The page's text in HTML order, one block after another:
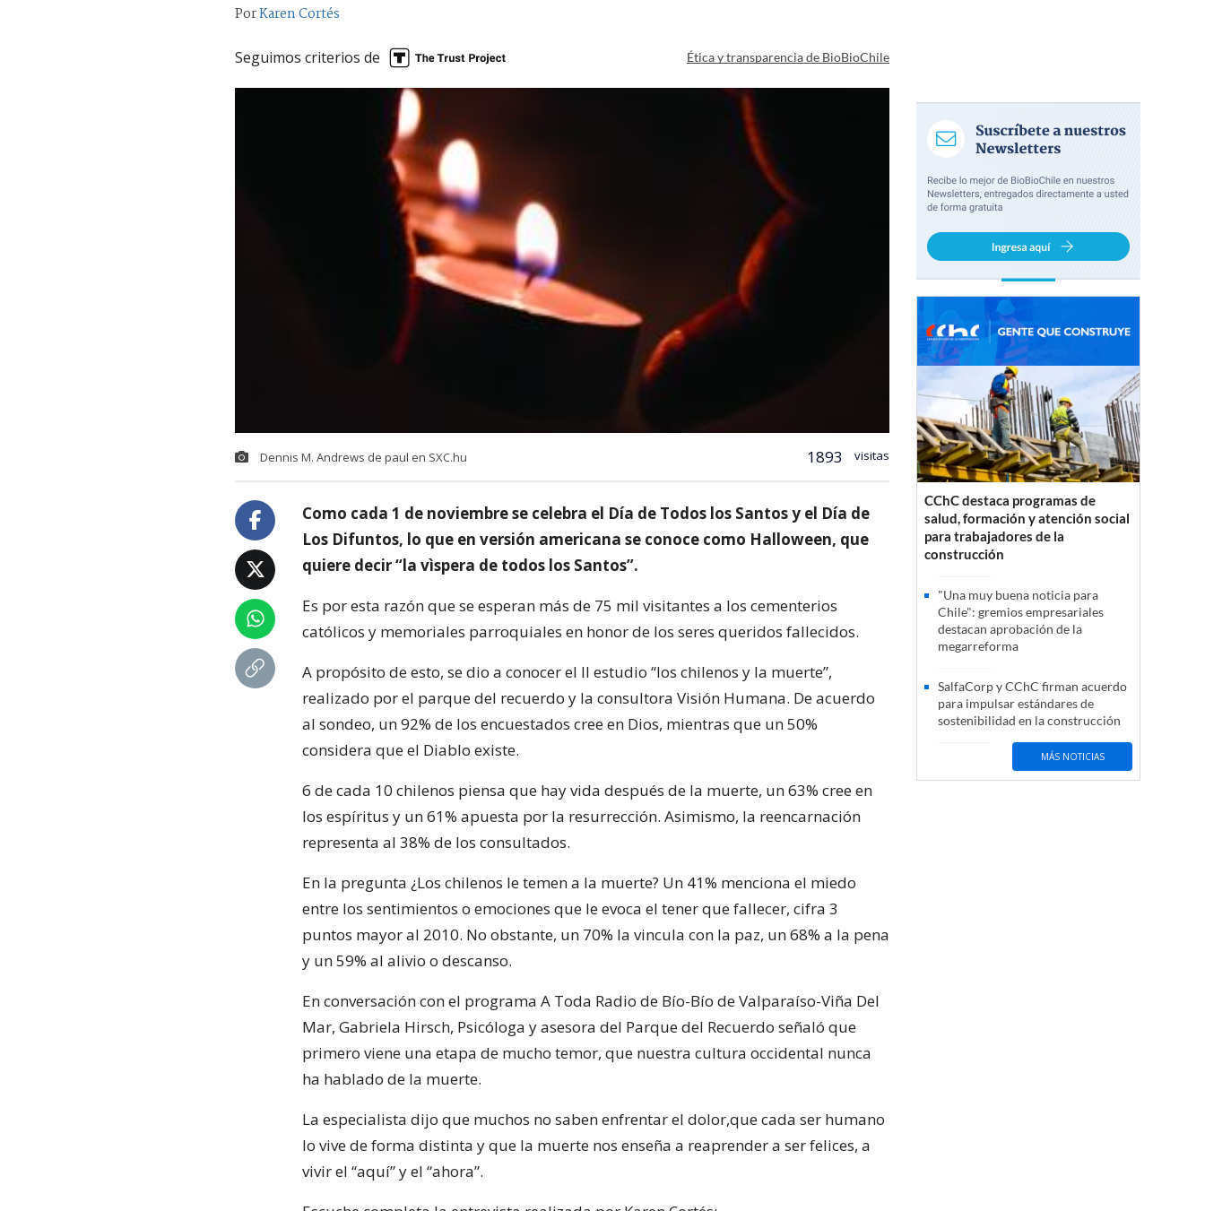
PorKaren Cortés
Seguimos criterios de Ética y transparencia de BioBioChile
Dennis M. Andrews de paul en SXC.hu 1893 visitas
Como cada 1 de noviembre se celebra el Día de Todos los Santos y el Día de
Los Difuntos, lo que en versión americana se conoce como Halloween, que
quiere decir “la vìspera de todos los Santos”.
Es por esta razón que se esperan más de 75 mil visitantes a los cementerios
católicos y memoriales parroquiales en honor de los seres queridos fallecidos.
A propósito de esto, se dio a conocer el II estudio “los chilenos y la muerte”,
realizado por el parque del recuerdo y la consultora Visión Humana. De acuerdo
al sondeo, un 92% de los encuestados cree en Dios, mientras que un 50%
considera que el Diablo existe.
6 de cada 10 chilenos piensa que hay vida después de la muerte, un 63% cree en
los espíritus y un 61% apuesta por la resurrección. Asimismo, la reencarnación
representa al 38% de los consultados.
En la pregunta ¿Los chilenos le temen a la muerte? Un 41% menciona el miedo
entre los sentimientos o emociones que le evoca el tener que fallecer, cifra 3
puntos mayor al 2010. No obstante, un 70% la vincula con la paz, un 68% a la pena
y un 59% al alivio o descanso.
En conversación con el programa A Toda Radio de Bío-Bío de Valparaíso-Viña Del
Mar, Gabriela Hirsch, Psicóloga y asesora del Parque del Recuerdo señaló que
primero viene una etapa de mucho temor, que nuestra cultura occidental nunca
ha hablado de la muerte.
La especialista dijo que muchos no saben enfrentar el dolor,que cada ser humano
lo vive de forma distinta y que la muerte nos enseña a reaprender a ser felices, a
vivir el “aquí” y el “ahora”.
CChC destaca programas de
salud, formación y atención social
para trabajadores de la
construcción
"Una muy buena noticia para
Chile": gremios empresariales
destacan aprobación de la
megarreforma
SalfaCorp y CChC firman acuerdo
para impulsar estándares de
sostenibilidad en la construcción
MÁS NOTICIAS